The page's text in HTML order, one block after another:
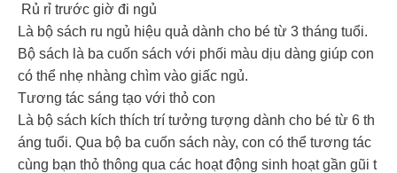
Rủ rỉ trước giờ đi ngủ
Là bộ sách ru ngủ hiệu quả dành cho bé từ 3 tháng tuổi.
Bộ sách là ba cuốn sách với phối màu dịu dàng giúp con
có thể nhẹ nhàng chìm vào giấc ngủ.
Tương tác sáng tạo với thỏ con
Là bộ sách kích thích trí tưởng tượng dành cho bé từ 6 th
áng tuổi. Qua bộ ba cuốn sách này, con có thể tương tác
cùng bạn thỏ thông qua các hoạt động sinh hoạt gần gũi t